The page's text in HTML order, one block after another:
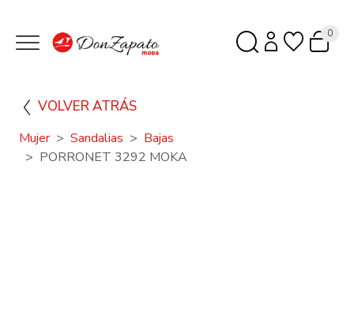
0
VOLVER ATRÁS
Mujer Sandalias
Bajas
PORRONET 3292 MOKA